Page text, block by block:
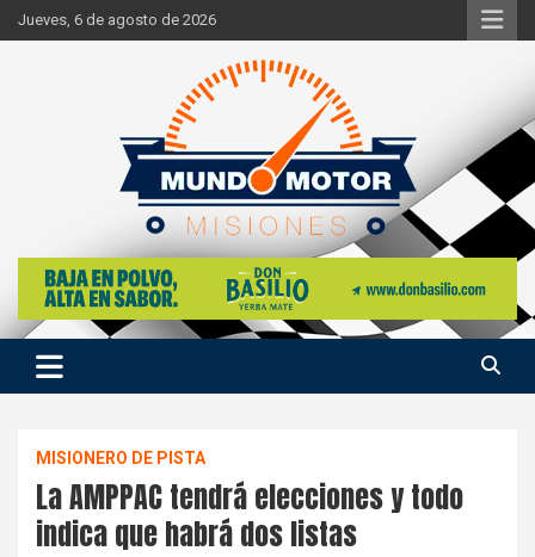
Skip
to
Jueves, 6 de agosto de 2026
Mundo Motor Misiones
Si hay ruido de motores ahí estaremos
MISIONERO DE PISTA
La AMPPAC tendrá elecciones y todo
indica que habrá dos listas